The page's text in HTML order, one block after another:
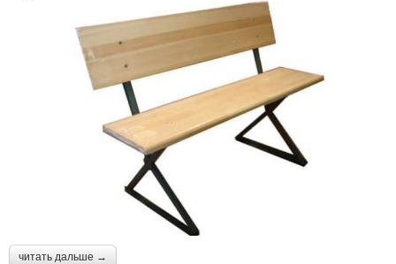
читать дальше →